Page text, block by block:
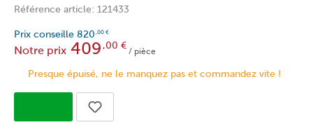
Référence article: 121433
Prix conseille 820 ,00 €
Notre prix 409 ,00 €
/ pièce
Presque épuisé, ne le manquez pas et commandez vite !